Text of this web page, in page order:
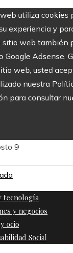
utiliza cookies
experiencia y
sitio web también
Google Adsense,
web, usted
nuestra
para consultar
9
tecnología
y negocios
ocio
Social